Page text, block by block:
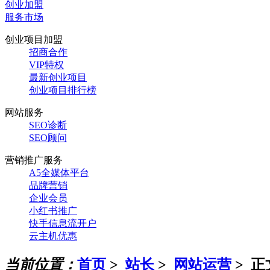
创业加盟
服务市场
创业项目加盟
招商合作
VIP特权
最新创业项目
创业项目排行榜
网站服务
SEO诊断
SEO顾问
营销推广服务
A5全媒体平台
品牌营销
企业会员
小红书推广
快手信息流开户
云主机优惠
当前位置： 首页 >站长 > 网站运营 > 正